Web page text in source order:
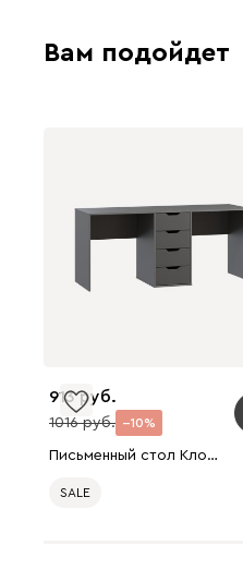
Вам подойдет
913
1016 10
Письменный стол Клоди 173x60 Графитовый/Береза
SALE